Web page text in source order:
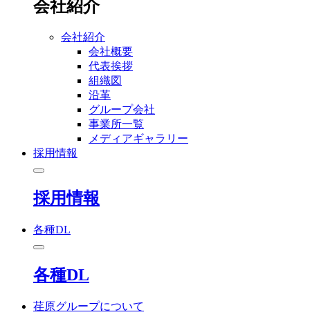
会社紹介
会社紹介
会社概要
代表挨拶
組織図
沿革
グループ会社
事業所一覧
メディアギャラリー
採用情報
採用情報
各種DL
各種DL
荏原グループについて